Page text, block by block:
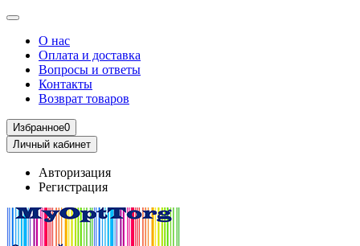
О нас
Оплата и доставка
Вопросы и ответы
Контакты
Возврат товаров
Избранное0
Личный кабинет
Авторизация
Регистрация